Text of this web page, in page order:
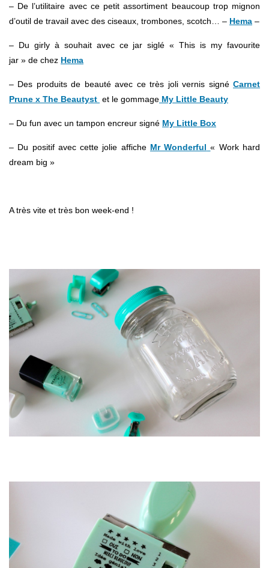
– De l’utilitaire avec ce petit assortiment beaucoup trop mignon
d’outil de travail avec des ciseaux, trombones, scotch… – Hema –
– Du girly à souhait avec ce jar siglé « This is my favourite
jar » de chez Hema
– Des produits de beauté avec ce très joli vernis signé Carnet
Prune x The Beautyst et le gommage My Little Beauty
– Du fun avec un tampon encreur signé My Little Box
– Du positif avec cette jolie affiche Mr Wonderful « Work hard
dream big »
A très vite et très bon week-end !